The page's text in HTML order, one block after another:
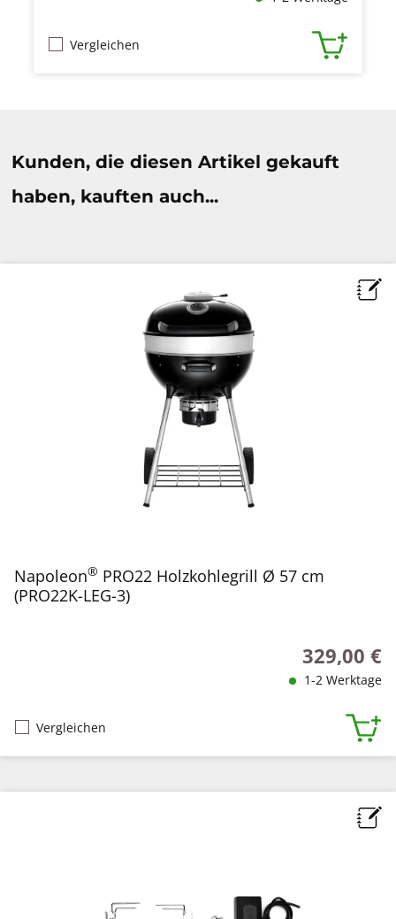
Vergleichen
Kunden, die diesen Artikel gekauft
haben, kauften auch...
Napoleon® PRO22 Holzkohlegrill Ø 57 cm
(PRO22K-LEG-3)
Regulärer
329,00 €
1-2 Werktage
Vergleichen